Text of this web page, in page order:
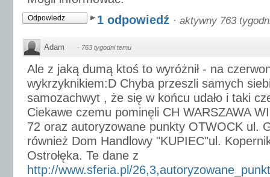
Odpowiedz 1 odpowiedź · aktywny 763
Adam · 763 tygodni temu
Ale z jaką dumą ktoś to wyróżnił - na
wykrzyknikiem:D Chyba przeszli samych
samozachwyt , że się w końcu udało i taki
Ciekawe czemu pominęli CH WARSZAWA
72 oraz autoryzowane punkty OTWOCK ul.
również Dom Handlowy "KUPIEC"ul.
Ostrołęka. Te dane z
http://www.sferia.pl/